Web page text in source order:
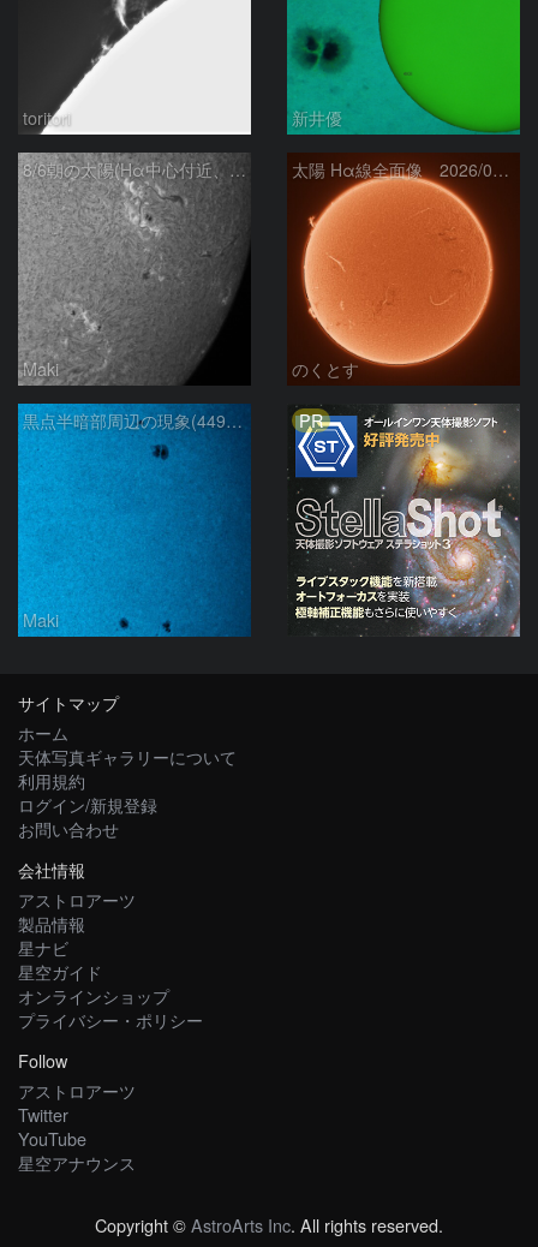
toritori 新井優
8/6朝の太陽(Hα中心付近、4498、4502付近)
Maki
太陽 Hα線全面像 2026/08/06
のくとす
黒点半暗部周辺の現象(4498、4502付近)8/6
Maki
PR
サイトマップ
ホーム
天体写真ギャラリーについて
利用規約
ログイン/新規登録
お問い合わせ
会社情報
アストロアーツ
製品情報
星ナビ
星空ガイド
オンラインショップ
プライバシー・ポリシー
Follow
アストロアーツ
Twitter
YouTube
星空アナウンス
Copyright ©AstroArts Inc. All rights reserved.